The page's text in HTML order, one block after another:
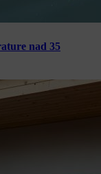
nad 35